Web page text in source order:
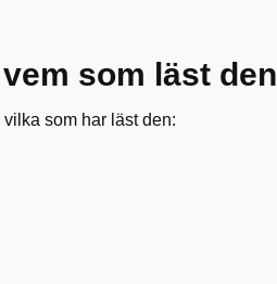
som läst den
som har läst den: